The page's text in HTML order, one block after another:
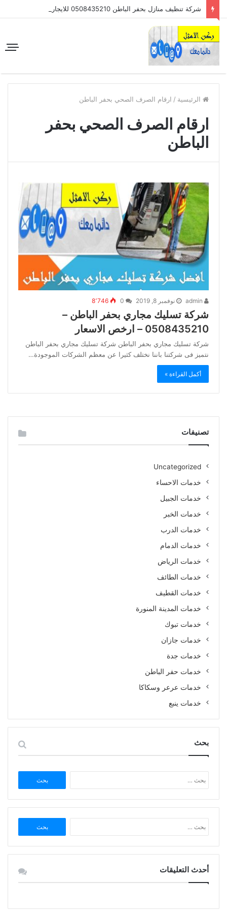
شركة تنظيف منازل بحفر الباطن 0508435210 للايجار
الرئيسية / ارقام الصرف الصحي بحفر الباطن
ارقام الصرف الصحي بحفر
الباطن
نوفمبر 8, 2019 8٬746
شركة تسليك مجاري بحفر الباطن –
0508435210 – ارخص الاسعار
شركة تسليك مجاري بحفر الباطن شركة تسليك مجاري بحفر الباطن
نتميز فى شركتنا باننا نختلف كثيرا عن معظم الشركات الموجودة…
أكمل القراءة »
تصنيفات
Uncategorized
خدمات الاحساء
خدمات الجبيل
خدمات الخبر
خدمات الدرب
خدمات الدمام
خدمات الرياض
خدمات الطائف
خدمات القطيف
خدمات المدينة المنورة
خدمات تبوك
خدمات جازان
خدمات جدة
خدمات حفر الباطن
خدمات عرعر وسكاكا
خدمات ينبع
بحث
عن:
عن:
أحدث التعليقات